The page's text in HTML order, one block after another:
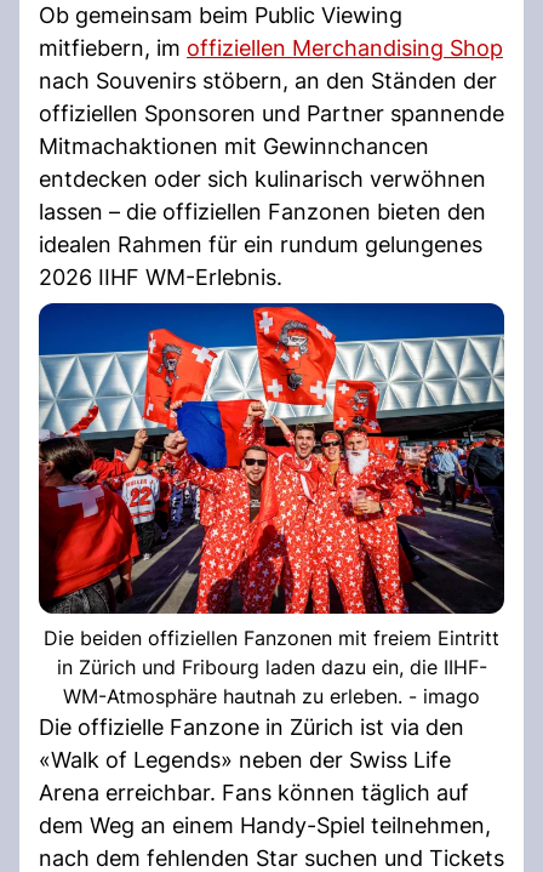
Ob gemeinsam beim Public Viewing
mitfiebern, im offiziellen Merchandising Shop
nach Souvenirs stöbern, an den Ständen der
offiziellen Sponsoren und Partner spannende
Mitmachaktionen mit Gewinnchancen
entdecken oder sich kulinarisch verwöhnen
lassen – die offiziellen Fanzonen bieten den
idealen Rahmen für ein rundum gelungenes
2026 IIHF WM-Erlebnis.
Die beiden offiziellen Fanzonen mit freiem Eintritt
in Zürich und Fribourg laden dazu ein, die IIHF-
WM-Atmosphäre hautnah zu erleben. - imago
Die offizielle Fanzone in Zürich ist via den
«Walk of Legends» neben der Swiss Life
Arena erreichbar. Fans können täglich auf
dem Weg an einem Handy-Spiel teilnehmen,
nach dem fehlenden Star suchen und Tickets